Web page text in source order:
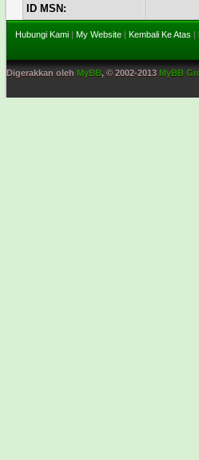
ID MSN:
Hubungi Kami | My Website | Kembali Ke Atas |
Digerakkan oleh MyBB, © 2002-2013 MyBB